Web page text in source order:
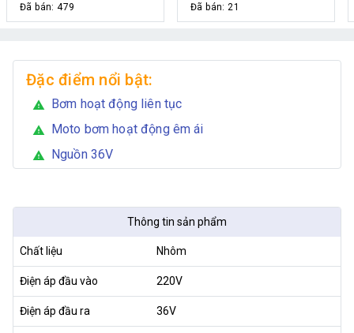
Đã bán: 21 Đã bán: 34
Đặc điểm nổi bật:
warning Bơm hoạt động liên tục
warning Moto bơm hoạt động êm ái
warning Nguồn 36V
Thông tin sản phẩm
Chất liệu Nhôm
Điện áp đầu vào 220V
Điện áp đầu ra 36V